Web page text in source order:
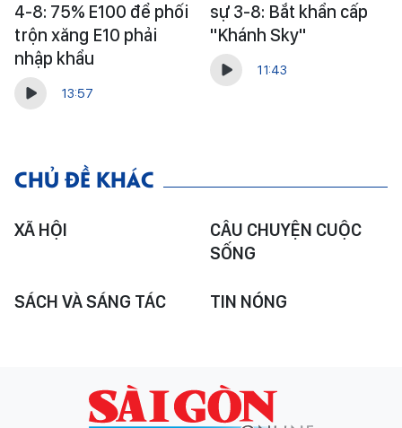
4-8: 75% E100 để phối
trộn xăng E10 phải
nhập khẩu
13:57
sự 3-8: Bắt khẩn cấp
"Khánh Sky"
11:43
CHỦ ĐỀ KHÁC
XÃ HỘI
CÂU CHUYỆN CUỘC
SỐNG
SÁCH VÀ SÁNG TÁC TIN NÓNG